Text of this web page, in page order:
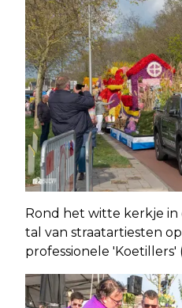
Rond het witte kerkje
tal van straatartiesten
professionele 'Koetillers'